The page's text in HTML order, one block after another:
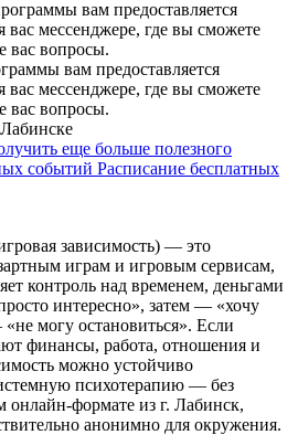
вам предоставляется
вас мессенджере, где вы сможете
вас вопросы.
еще больше полезного
событий Расписание бесплатных
зависимость) — это
играм и игровым сервисам,
контроль над временем, деньгами
интересно», затем — «хочу
могу остановиться». Если
финансы, работа, отношения и
можно устойчиво
психотерапию — без
онлайн-формате из г. Лабинск,
анонимно для окружения.